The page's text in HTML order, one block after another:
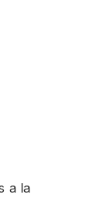
a la